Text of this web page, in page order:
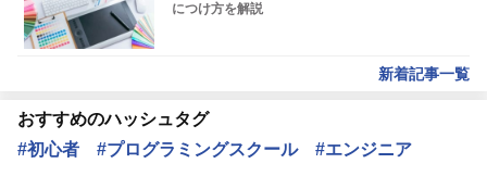
につけ方を解説
新着記事一覧
おすすめのハッシュタグ
#初心者
#プログラミングスクール
#エンジニア